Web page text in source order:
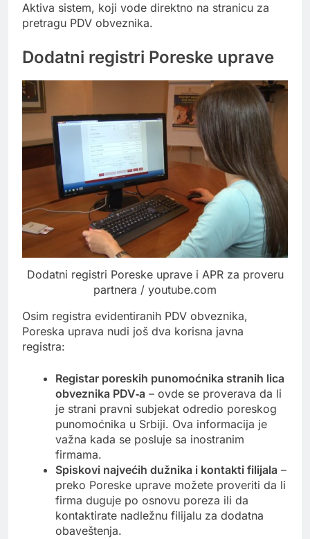
Aktiva sistem, koji vode direktno na stranicu za
pretragu PDV obveznika.
Dodatni registri Poreske uprave
Dodatni registri Poreske uprave i APR za proveru
partnera / youtube.com
Osim registra evidentiranih PDV obveznika,
Poreska uprava nudi još dva korisna javna
registra:
Registar poreskih punomoćnika stranih lica
obveznika PDV‑a – ovde se proverava da li
je strani pravni subjekat odredio poreskog
punomoćnika u Srbiji. Ova informacija je
važna kada se posluje sa inostranim
firmama.
Spiskovi najvećih dužnika i kontakti filijala –
preko Poreske uprave možete proveriti da li
firma duguje po osnovu poreza ili da
kontaktirate nadležnu filijalu za dodatna
obaveštenja.